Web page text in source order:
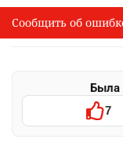
I
Сообщить об
Выделите
Была
7
Сообщить об